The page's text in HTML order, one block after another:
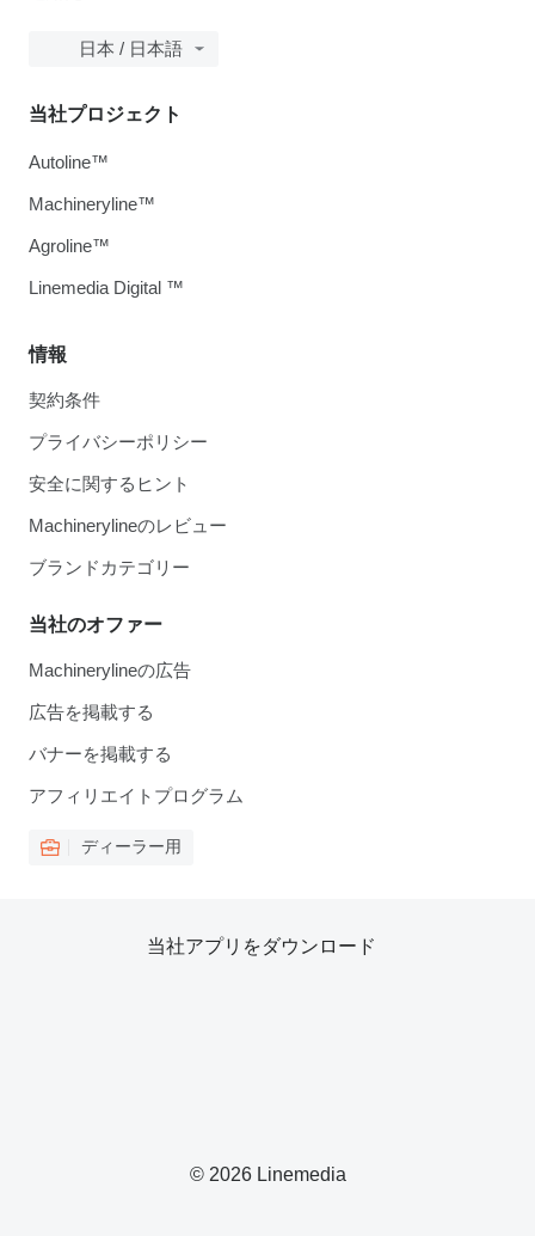
日本 / 日本語
情報
契約条件
プライバシーポリシー
安全に関するヒント
Machinerylineのレビュー
ブランドカテゴリー
当社のオファー
Machinerylineの広告
広告を掲載する
バナーを掲載する
アフィリエイトプログラム
ディーラー用
当社プロジェクト
Autoline™
Machineryline™
Agroline™
Linemedia Digital ™
© 2026 Linemedia
当社アプリをダウンロード